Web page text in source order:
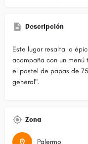
Descripción
Este lugar resalta la
acompaña con un
el pastel de papas de
general".
Zona
Palermo